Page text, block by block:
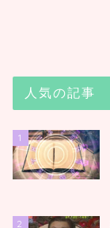
人気の記事
1
2